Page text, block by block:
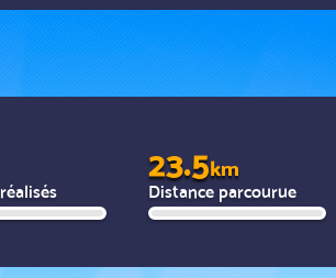
23.5km
Distance parcourue